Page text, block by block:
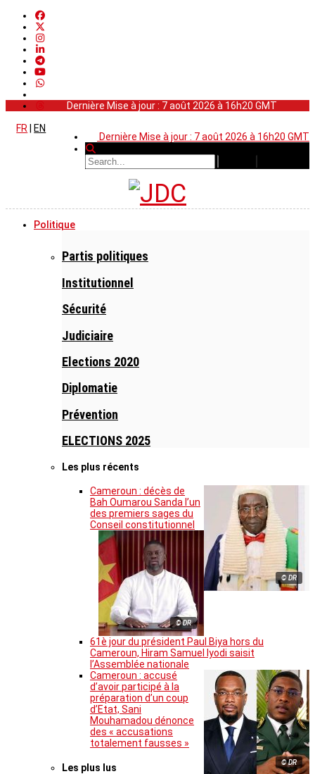
Dernière Mise à jour : 7 août 2026 à 16h20 GMT
Dernière Mise à jour : 7 août 2026 à 16h20 GMT
FR
EN
Politique
Partis politiques
Institutionnel
Sécurité
Judiciaire
Elections 2020
Diplomatie
Prévention
ELECTIONS 2025
Les plus récents
© DR
Cameroun : décès de
Bah Oumarou Sanda l’un
des premiers sages du
Conseil constitutionnel
© DR
61è jour du président Paul Biya hors du
Cameroun, Hiram Samuel Iyodi saisit
l’Assemblée nationale
© DR
Cameroun : accusé
d’avoir participé à la
préparation d’un coup
d’Etat, Sani
Mouhamadou dénonce
des « accusations
totalement fausses »
Les plus lus